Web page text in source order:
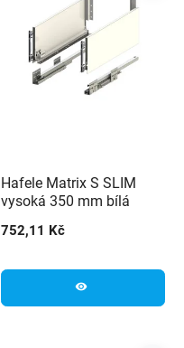
Hafele Matrix S SLIM
vysoká 350 mm bílá
752,11 Kč
visibility